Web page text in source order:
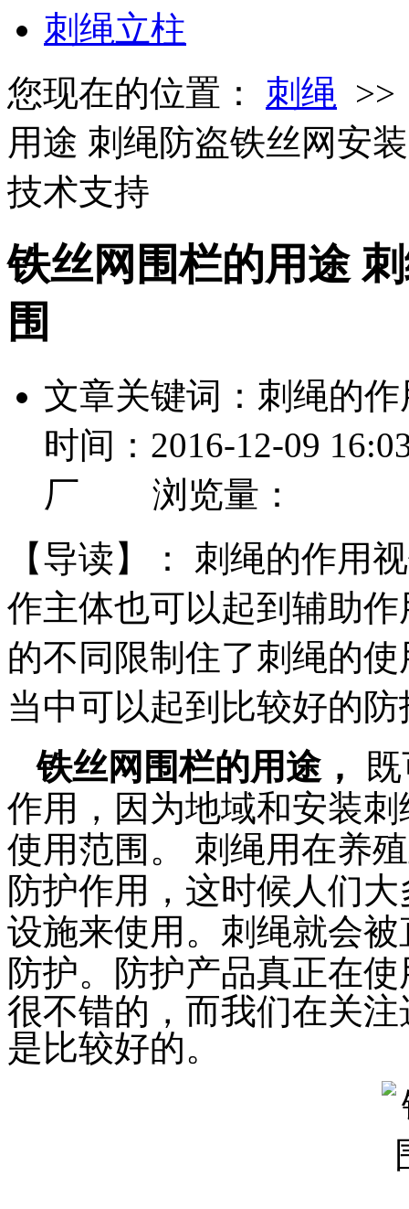
刺绳立柱
您现在的位置： 刺绳
用途 刺绳防盗铁丝网安
技术支持
铁丝网围栏的用途
围
文章关键词：刺绳的
时间：2016-12-09
厂 浏览量：
【导读】：
刺绳的作用
作主体也可以起到辅助
的不同限制住了刺绳的
当中可以起到比较好的防
铁丝网围栏的用途，
作用，因为地域和安装
使用范围。
刺绳用在养
防护作用，这时候人们
设施来使用。刺绳就会
防护。
防护产品真正在
很不错的，而我们在关
是比较好的。